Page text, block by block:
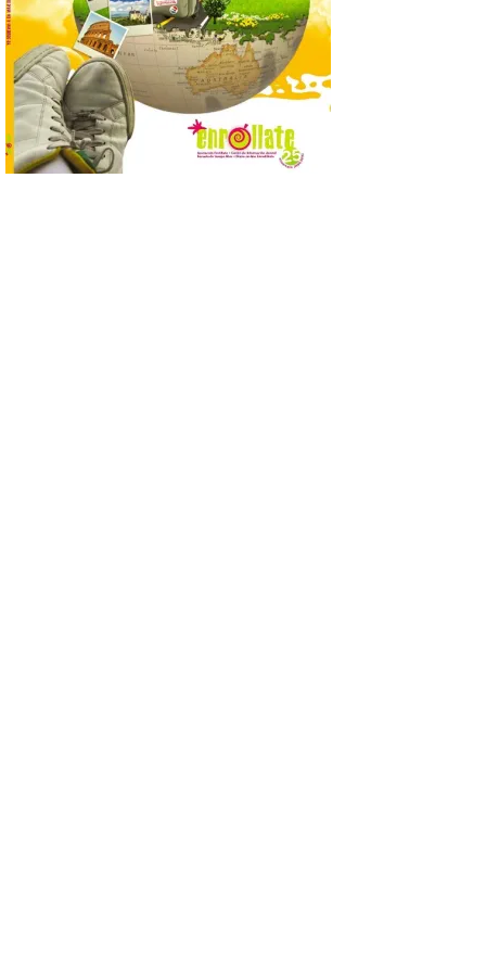
posición exacta del Sol y
así localizar el lugar ideal
para observar el eclipse
solar del 12 de agosto de 2026 sin
obstáculos. El visor es una herramienta a
la […]
Paradores renueva su